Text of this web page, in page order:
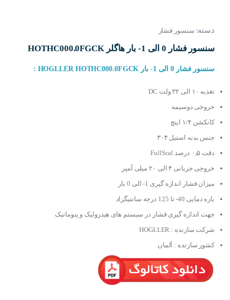
دسته: سنسور فشار
سنسور فشار 0 الی 1- بار هاگلر HOTHC000.0FGCK
سنسور فشار 0 الی 1- بار HOGLLER HOTHC000.0FGCK :
تغذیه ۱۰ الی ۳۲ ولت DC
خروجی دوسیمه
کانکشن ۱/۴ اینچ
جنس بدنه استیل ۳۰۴
دقت ۰٫۵ درصد FullScal
خروجی جریانی ۴ الی ۲۰ میلی آمپر
میزان فشار اندازه گیری 1- الی 0 بار
بازه دمایی 40- تا 125 درجه سانتیگراد
جهت اندازه گیری فشار در سیستم های هیدرولیک و پنوماتیک
شرکت سازنده : HOGLLER
کشور سازنده : آلمان